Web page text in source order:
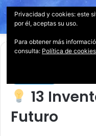
Menú
13
Futuro
Privacidad y cookies: este
por él, aceptas su uso.
Para obtener más
consulta: Política de cookies